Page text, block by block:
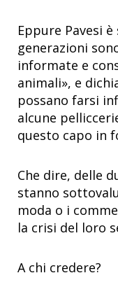
Eppure Pavesi
generazioni
informate e
animali», e
possano farsi
alcune
questo capo in
Che dire, delle
stanno
moda o i
la crisi del loro
A chi credere?